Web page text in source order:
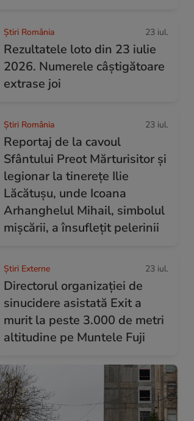
Știri România 23 iul.
Rezultatele loto din 23 iulie
2026. Numerele câștigătoare
extrase joi
Știri România 23 iul.
Reportaj de la cavoul
Sfântului Preot Mărturisitor și
legionar la tinerețe Ilie
Lăcătușu, unde Icoana
Arhanghelul Mihail, simbolul
mișcării, a însuflețit pelerinii
Știri Externe 23 iul.
Directorul organizației de
sinucidere asistată Exit a
murit la peste 3.000 de metri
altitudine pe Muntele Fuji